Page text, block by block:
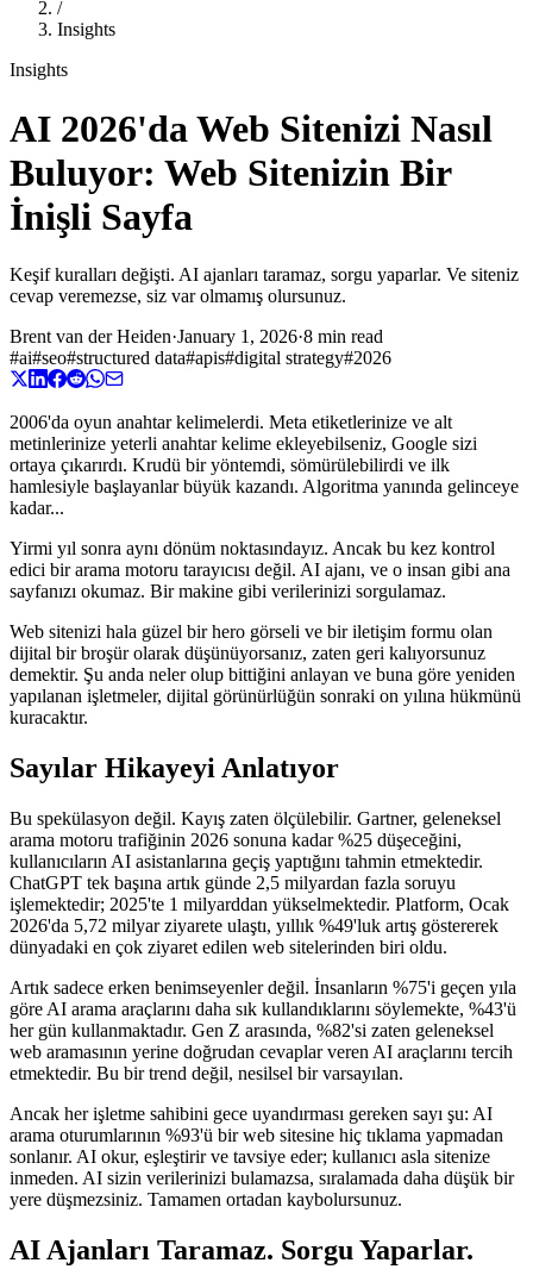
/
Insights
Insights
AI 2026'da Web Sitenizi Nasıl
Buluyor: Web Sitenizin Bir
İnişli Sayfa
Keşif kuralları değişti. AI ajanları taramaz, sorgu yaparlar. Ve siteniz
cevap veremezse, siz var olmamış olursunuz.
Brent van der Heiden·January 1, 2026·8 min read
#ai#seo#structured data#apis#digital strategy#2026
2006'da oyun anahtar kelimelerdi. Meta etiketlerinize ve alt
metinlerinize yeterli anahtar kelime ekleyebilseniz, Google sizi
ortaya çıkarırdı. Krudü bir yöntemdi, sömürülebilirdi ve ilk
hamlesiyle başlayanlar büyük kazandı. Algoritma yanında gelinceye
kadar...
Yirmi yıl sonra aynı dönüm noktasındayız. Ancak bu kez kontrol
edici bir arama motoru tarayıcısı değil. AI ajanı, ve o insan gibi ana
sayfanızı okumaz. Bir makine gibi verilerinizi sorgulamaz.
Web sitenizi hala güzel bir hero görseli ve bir iletişim formu olan
dijital bir broşür olarak düşünüyorsanız, zaten geri kalıyorsunuz
demektir. Şu anda neler olup bittiğini anlayan ve buna göre yeniden
yapılanan işletmeler, dijital görünürlüğün sonraki on yılına hükmünü
kuracaktır.
Sayılar Hikayeyi Anlatıyor
Bu spekülasyon değil. Kayış zaten ölçülebilir. Gartner, geleneksel
arama motoru trafiğinin 2026 sonuna kadar %25 düşeceğini,
kullanıcıların AI asistanlarına geçiş yaptığını tahmin etmektedir.
ChatGPT tek başına artık günde 2,5 milyardan fazla soruyu
işlemektedir; 2025'te 1 milyarddan yükselmektedir. Platform, Ocak
2026'da 5,72 milyar ziyarete ulaştı, yıllık %49'luk artış göstererek
dünyadaki en çok ziyaret edilen web sitelerinden biri oldu.
Artık sadece erken benimseyenler değil. İnsanların %75'i geçen yıla
göre AI arama araçlarını daha sık kullandıklarını söylemekte, %43'ü
her gün kullanmaktadır. Gen Z arasında, %82'si zaten geleneksel
web aramasının yerine doğrudan cevaplar veren AI araçlarını tercih
etmektedir. Bu bir trend değil, nesilsel bir varsayılan.
Ancak her işletme sahibini gece uyandırması gereken sayı şu: AI
arama oturumlarının %93'ü bir web sitesine hiç tıklama yapmadan
sonlanır. AI okur, eşleştirir ve tavsiye eder; kullanıcı asla sitenize
inmeden. AI sizin verilerinizi bulamazsa, sıralamada daha düşük bir
yere düşmezsiniz. Tamamen ortadan kaybolursunuz.
AI Ajanları Taramaz. Sorgu Yaparlar.